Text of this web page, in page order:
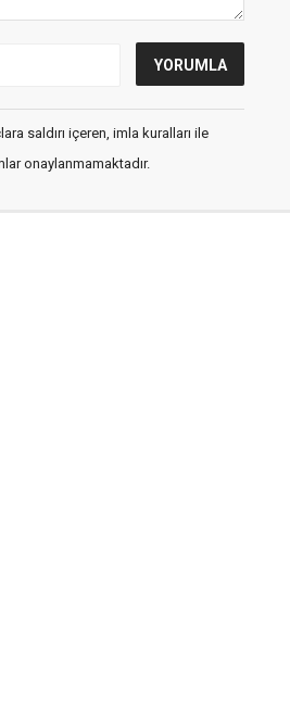
saldırı içeren, imla kuralları ile
onaylanmamaktadır.